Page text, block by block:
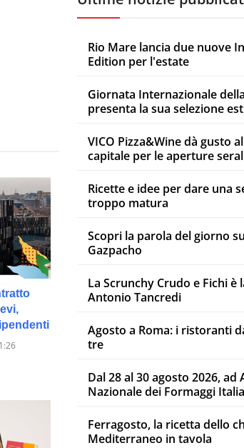
Rio Mare lancia due nuove
Edition per l'estate
Giornata Internazionale
presenta la sua selezione
VICO Pizza&Wine dà gusto
capitale per le aperture
Ricette e idee per dare una
troppo matura
Scopri la parola del giorno
Gazpacho
La Scrunchy Crudo e Fichi è
Antonio Tancredi
Agosto a Roma: i ristoranti
tre
Dal 28 al 30 agosto 2026, ad
Nazionale dei Formaggi
Ferragosto, la ricetta dello
Mediterraneo in tavola